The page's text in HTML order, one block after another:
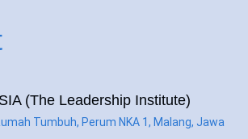
(The Leadership Institute)
Tumbuh, Perum NKA 1, Malang, Jawa